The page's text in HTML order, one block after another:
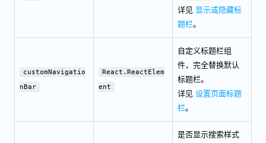
详见 显示或隐藏标
题栏。
customNavigatio
nBar
React.ReactElem
ent
自定义标题栏组
件，完全替换默认
标题栏。
详见 设置页面标题
栏。
是否显示搜索样式